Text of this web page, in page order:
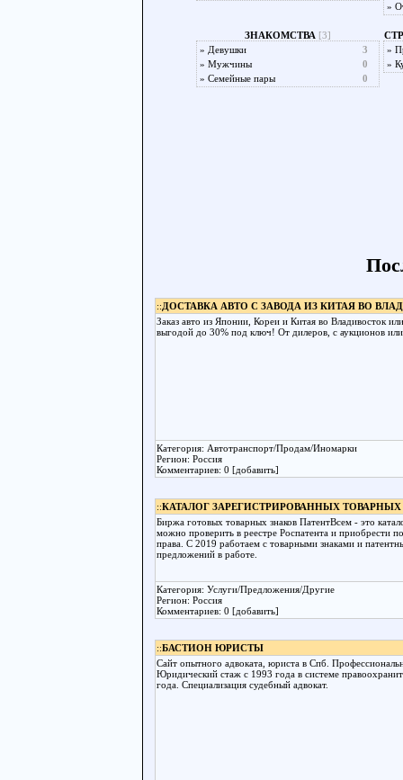
»
ЗНАКОМСТВА [3]
» Девушки
3
» Мужчины
0
» Семейные пары 0
»
»
::ДОСТАВКА АВТО С ЗАВОДА ИЗ КИТАЯ ВО
Заказ авто из Японии, Кореи и Китая во Владивосток
выгодой до 30% под ключ! От дилеров, с аукционов
Категория: Автотранспорт/Продам/Иномарки
Регион: Россия
Комментариев: 0 [добавить]
::КАТАЛОГ ЗАРЕГИСТРИРОВАННЫХ
Биржа готовых товарных знаков ПатентВсем - это
можно проверить в реестре Роспатента и приобрести
права. С 2019 работаем с товарными знаками и
предложений в работе.
Категория: Услуги/Предложения/Другие
Регион: Россия
Комментариев: 0 [добавить]
::БАСТИОН ЮРИСТЫ
Сайт опытного адвоката, юриста в Спб.
Юридический стаж с 1993 года в системе
года. Специализация судебный адвокат.